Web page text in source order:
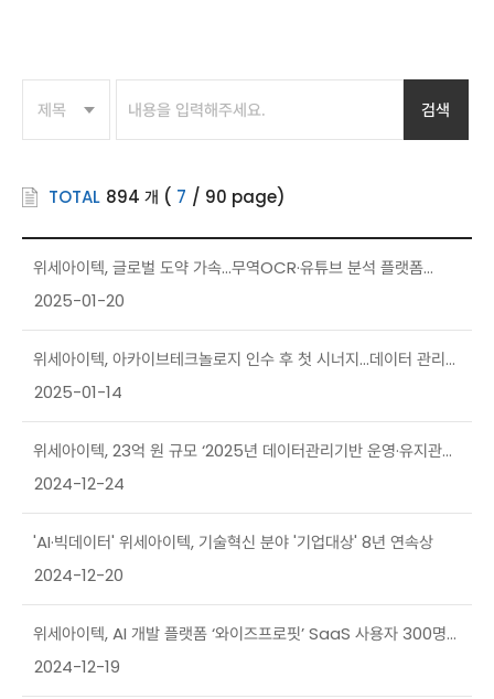
검색
TOTAL 894 개 ( 7 / 90 page)
위세아이텍, 글로벌 도약 가속...무역OCR·유튜브 분석 플랫폼
상반기 출시
2025-01-20
위세아이텍, 아카이브테크놀로지 인수 후 첫 시너지...데이터 관리
SW 기능 대폭 강화
2025-01-14
위세아이텍, 23억 원 규모 ‘2025년 데이터관리기반 운영·유지관리
사업’ 수주
2024-12-24
'AI·빅데이터' 위세아이텍, 기술혁신 분야 '기업대상' 8년 연속상
2024-12-20
위세아이텍, AI 개발 플랫폼 ‘와이즈프로핏’ SaaS 사용자 300명
돌파
2024-12-19